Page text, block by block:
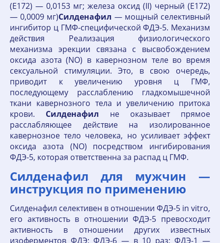
(Е172) — 0,0153 мг; железа оксид (II) черный (Е172)
— 0,0009 мг)Силденафил — мощный селективный
ингибитор ц ГМФ-специфической ФДЭ-5. Механизм
действия Реализация физиологического
механизма эрекции связана с высвобождением
оксида азота (NO) в кавернозном теле во время
сексуальной стимуляции. Это, в свою очередь,
приводит к увеличению уровня ц ГМФ,
последующему расслаблению гладкомышечной
ткани кавернозного тела и увеличению притока
крови. Силденафил не оказывает прямое
расслабляющее действие на изолированное
кавернозное тело человека, но усиливает эффект
оксида азота (NO) посредством ингибирования
ФДЭ-5, которая ответственна за распад ц ГМФ.
Силденафил для мужчин —
инструкция по применению
Силденафил селективен в отношении ФДЭ-5 in vitro,
его активность в отношении ФДЭ-5 превосходит
активность в отношении других известных
изоферментов ФДЭ: ФДЭ-6 — в 10 раз; ФДЭ-1 —